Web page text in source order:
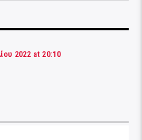
2022 at 20:10